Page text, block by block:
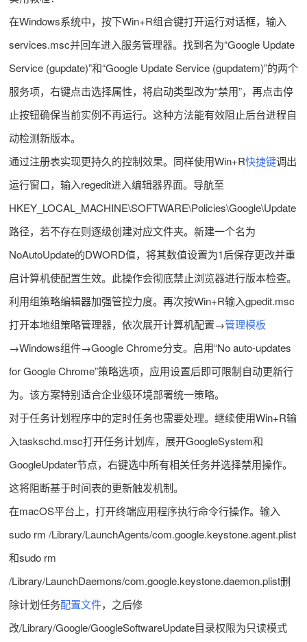
在Windows系统中，按下Win+R组合键打开运行对话框，输入
services.msc并回车进入服务管理器。找到名为“Google Update
Service (gupdate)”和“Google Update Service (gupdatem)”的两个
服务项，右键点击选择属性，将启动类型改为“禁用”，再点击停
止按钮确保当前实例不再运行。这种方法能有效阻止后台进程自
动检测新版本。
通过注册表实现更持久的控制效果。同样使用Win+R快捷键调出
运行窗口，输入regedit进入编辑器界面。导航至
HKEY_LOCAL_MACHINE\SOFTWARE\Policies\Google\Update
路径，若不存在则逐级创建对应文件夹。新建一个名为
NoAutoUpdate的DWORD值，将其数值设置为1后保存更改并重
启计算机使配置生效。此操作会彻底禁止浏览器进行版本检查。
利用组策略编辑器加强管控力度。再次按Win+R输入gpedit.msc
打开本地组策略管理器，依次展开计算机配置→管理模板
→Windows组件→Google Chrome分支。启用“No auto-updates
for Google Chrome”策略选项，应用设置后即可限制自动更新行
为。该方案特别适合企业级环境部署统一策略。
对于任务计划程序中的定时任务也需要处理。继续使用Win+R输
入taskschd.msc打开任务计划库，展开GoogleSystem和
GoogleUpdater节点，右键选中所有相关任务并选择禁用操作。
这将阻断基于时间表的更新触发机制。
在macOS平台上，打开终端应用程序执行命令行操作。输入
sudo rm /Library/LaunchAgents/com.google.keystone.agent.plist
和sudo rm
/Library/LaunchDaemons/com.google.keystone.daemon.plist删
除计划任务配置文件，之后修
改/Library/Google/GoogleSoftwareUpdate目录权限为只读模式